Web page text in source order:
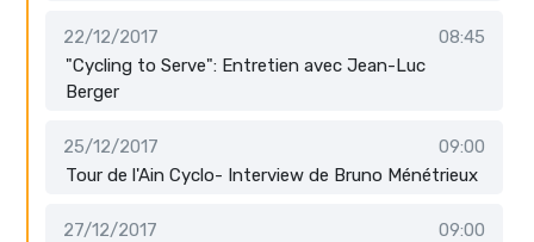
22/12/2017
08:45
"Cycling to Serve": Entretien avec Jean-Luc
Berger
25/12/2017
09:00
Tour de l'Ain Cyclo- Interview de Bruno Ménétrieux
27/12/2017
09:00